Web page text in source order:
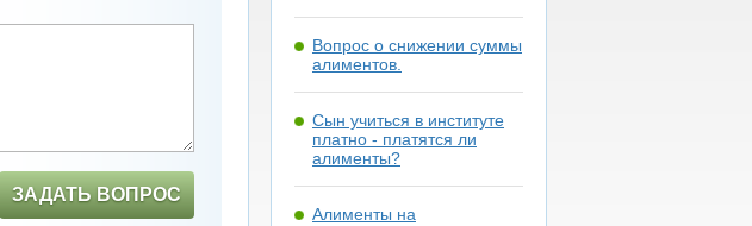
ЗАДАТЬ ВОПРОС
Вопрос о снижении суммы
алиментов.
Сын учиться в институте
платно - платятся ли
алименты?
Алименты на